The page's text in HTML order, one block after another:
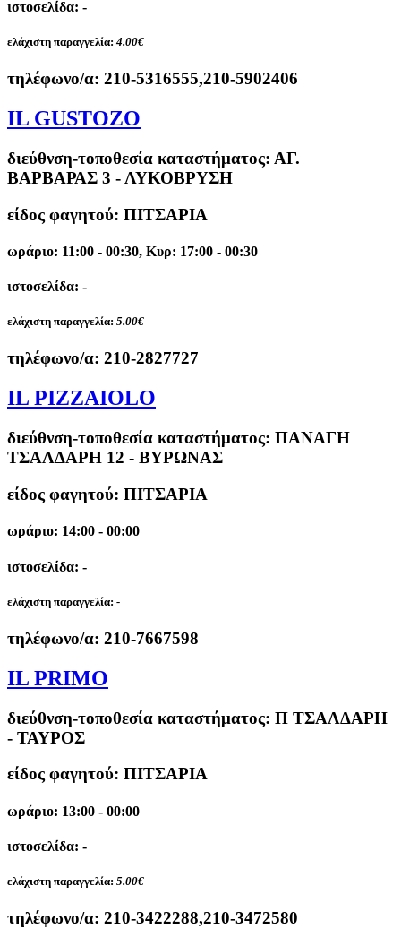
ιστοσελίδα: -
ελάχιστη παραγγελία: 4.00€
τηλέφωνο/α: 210-5316555,210-5902406
IL GUSTOZO
διεύθνση-τοποθεσία καταστήματος: ΑΓ.
ΒΑΡΒΑΡΑΣ 3 - ΛΥΚΟΒΡΥΣΗ
είδος φαγητού: ΠΙΤΣΑΡΙΑ
ωράριο: 11:00 - 00:30, Κυρ: 17:00 - 00:30
ιστοσελίδα: -
ελάχιστη παραγγελία: 5.00€
τηλέφωνο/α: 210-2827727
IL PIZZAIOLO
διεύθνση-τοποθεσία καταστήματος: ΠΑΝΑΓΗ
ΤΣΑΛΔΑΡΗ 12 - ΒΥΡΩΝΑΣ
είδος φαγητού: ΠΙΤΣΑΡΙΑ
ωράριο: 14:00 - 00:00
ιστοσελίδα: -
ελάχιστη παραγγελία: -
τηλέφωνο/α: 210-7667598
IL PRIMO
διεύθνση-τοποθεσία καταστήματος: Π ΤΣΑΛΔΑΡΗ
- ΤΑΥΡΟΣ
είδος φαγητού: ΠΙΤΣΑΡΙΑ
ωράριο: 13:00 - 00:00
ιστοσελίδα: -
ελάχιστη παραγγελία: 5.00€
τηλέφωνο/α: 210-3422288,210-3472580